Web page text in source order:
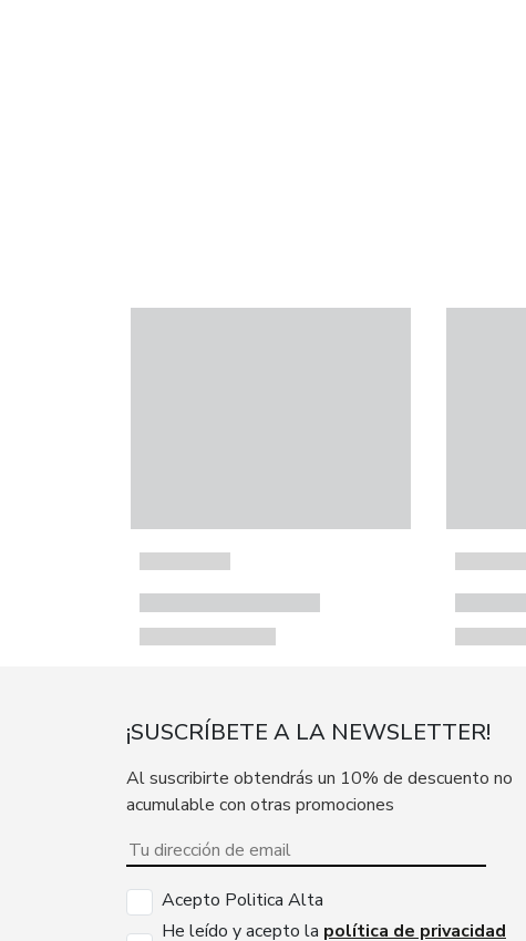
¡SUSCRÍBETE A LA NEWSLETTER!
Al suscribirte obtendrás un 10% de descuento no
acumulable con otras promociones
Acepto Politica Alta
He leído y acepto la política de privacidad